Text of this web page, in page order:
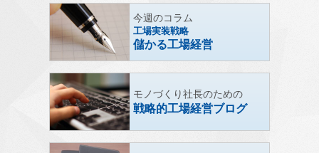
今週のコラム
工場実装戦略
儲かる工場経営
モノづくり社長のための
戦略的工場経営ブログ